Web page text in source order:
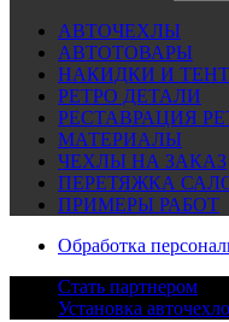
АВТОЧЕХЛЫ
АВТОТОВАРЫ
НАКИДКИ И
РЕТРО ДЕТАЛИ
РЕСТАВРАЦИЯ
МАТЕРИАЛЫ
ЧЕХЛЫ НА ЗАКАЗ
ПЕРЕТЯЖКА
ПРИМЕРЫ РАБОТ
Обработка
Стать партнером
Установка